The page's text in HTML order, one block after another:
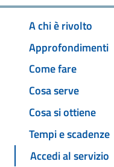
A chi è rivolto
Approfondimenti
Come fare
Cosa serve
Cosa si ottiene
Tempi e scadenze
Accedi al servizio